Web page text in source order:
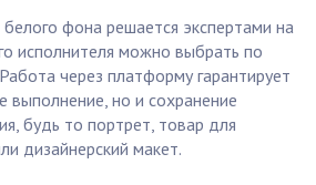
фона решается экспертами на
исполнителя можно выбрать по
через платформу гарантирует
выполнение, но и сохранение
будь то портрет, товар для
дизайнерский макет.